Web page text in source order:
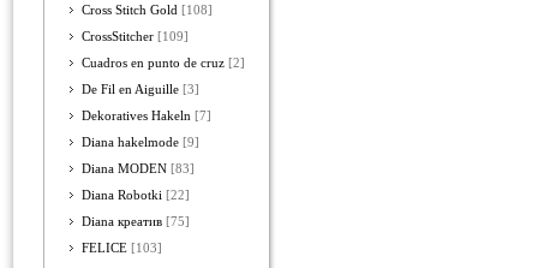
Cross Stitch Gold [108]
CrossStitcher [109]
Cuadros en punto de cruz [2]
De Fil en Aiguille [3]
Dekoratives Hakeln [7]
Diana hakelmode [9]
Diana MODEN [83]
Diana Robotki [22]
Diana креатив [75]
FELICE [103]